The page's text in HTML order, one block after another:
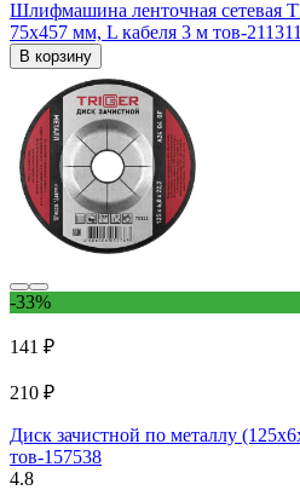
Шлифмашина ленточная сетевая
75x457 мм, L кабеля 3 м тов-211311
В корзину
-33%
141 ₽
210 ₽
Диск зачистной по металлу
тов-157538
4.8